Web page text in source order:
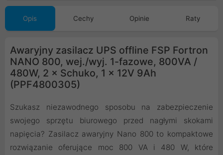
Opis Cechy Opinie Raty
Awaryjny zasilacz UPS offline FSP Fortron
NANO 800, wej./wyj. 1-fazowe, 800VA /
480W, 2 × Schuko, 1 × 12V 9Ah
(PPF4800305)
Szukasz niezawodnego sposobu na zabezpieczenie
swojego sprzętu biurowego przed nagłymi skokami
napięcia? Zasilacz awaryjny Nano 800 to kompaktowe
rozwiązanie oferujące moc 800 VA i 480 W, które